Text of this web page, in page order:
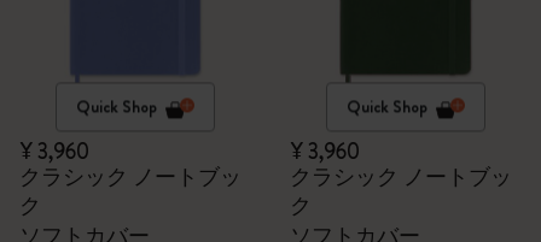
Quick Shop
¥ 3,960
クラシック ノートブッ
ク
Quick Shop
¥ 3,960
クラシック ノートブッ
ク